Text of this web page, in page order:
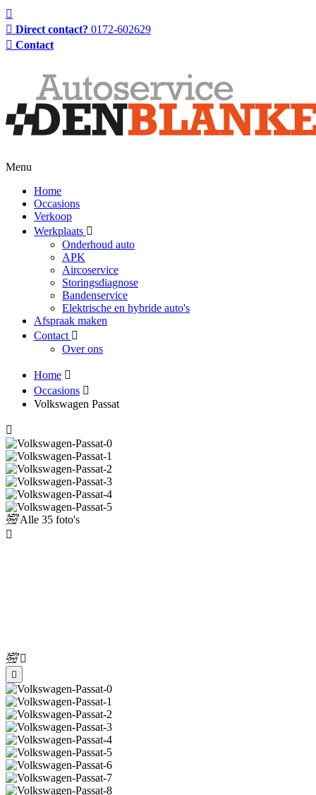
Direct contact? 0172-602629
Contact
Menu
Home
Occasions
Verkoop
Werkplaats
Onderhoud auto
APK
Aircoservice
Storingsdiagnose
Bandenservice
Elektrische en hybride auto's
Afspraak maken
Contact
Over ons
Home
Occasions
Volkswagen Passat
Alle 35 foto's